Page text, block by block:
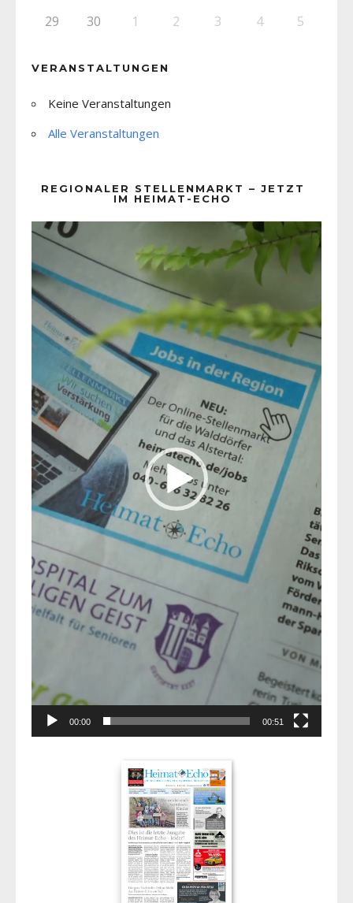
29 30 1 2 3 4 5
VERANSTALTUNGEN
Keine Veranstaltungen
Alle Veranstaltungen
REGIONALER STELLENMARKT – JETZT
IM HEIMAT-ECHO
Player
00:00 00:51